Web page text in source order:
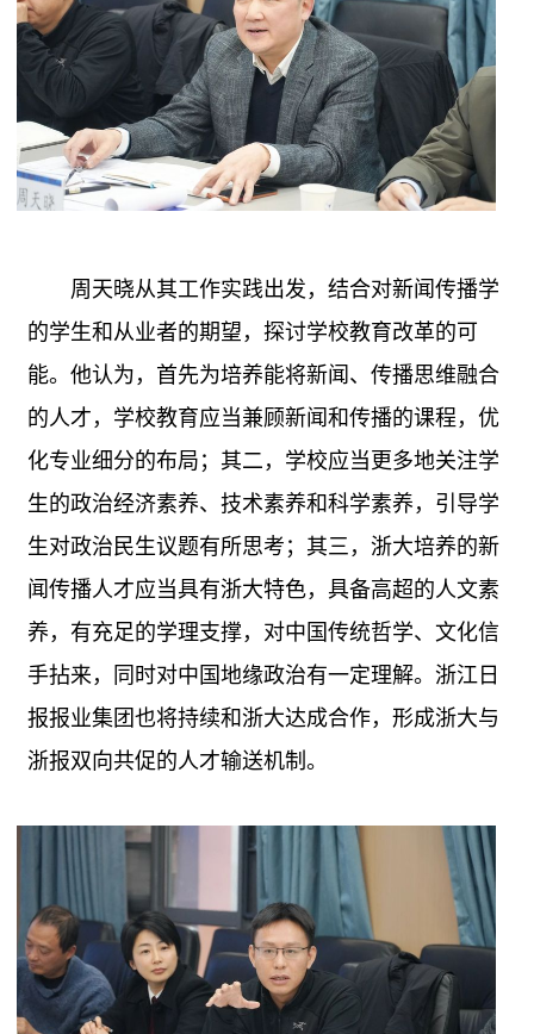
周天晓从其工作实践出发，结合对新闻传播学
的学生和从业者的期望，探讨学校教育改革的可
能。他认为，首先为培养能将新闻、传播思维融合
的人才，学校教育应当兼顾新闻和传播的课程，优
化专业细分的布局；其二，学校应当更多地关注学
生的政治经济素养、技术素养和科学素养，引导学
生对政治民生议题有所思考；其三，浙大培养的新
闻传播人才应当具有浙大特色，具备高超的人文素
养，有充足的学理支撑，对中国传统哲学、文化信
手拈来，同时对中国地缘政治有一定理解。浙江日
报报业集团也将持续和浙大达成合作，形成浙大与
浙报双向共促的人才输送机制。